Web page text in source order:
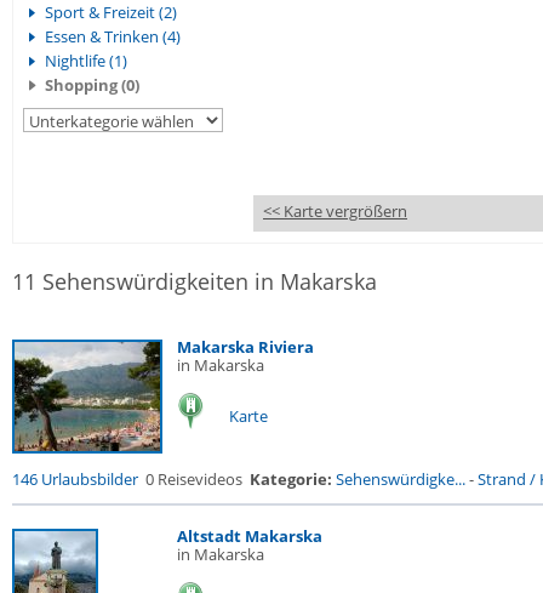
Sport & Freizeit (2)
Essen & Trinken (4)
Nightlife (1)
Shopping (0)
<< Karte vergrößern
11 Sehenswürdigkeiten in Makarska
Makarska Riviera
in Makarska
Karte
146 Urlaubsbilder 0 Reisevideos Kategorie: Sehenswürdigke...-Strand /
Altstadt Makarska
in Makarska